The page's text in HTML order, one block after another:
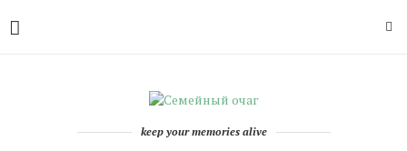
keep your memories alive